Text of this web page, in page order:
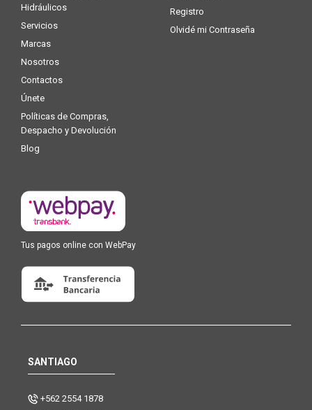
Hidráulicos
Servicios
Marcas
Nosotros
Contactos
Únete
Políticas de Compras,
Despacho y Devolución
Blog
Registro
Olvidé mi Contraseña
Tus pagos online con WebPay
SANTIAGO
+562 2554 1878